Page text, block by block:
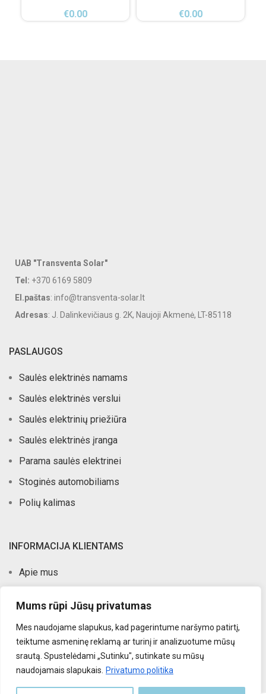
Mums rūpi Jūsų privatumas
Mes naudojame slapukus, kad pagerintume naršymo patirtį,
teiktume asmeninę reklamą ar turinį ir analizuotume mūsų
srautą. Spustelėdami „Sutinku", sutinkate su mūsų
naudojamais slapukais.
Privatumo politika
€0.00 €0.00
UAB "Transventa Solar"
Tel: +370 6169 5809
El.paštas: info@transventa-solar.lt
Adresas: J. Dalinkevičiaus g. 2K, Naujoji Akmenė, LT-85118
PASLAUGOS
Saulės elektrinės namams
Saulės elektrinės verslui
Saulės elektrinių priežiūra
Saulės elektrinės įranga
Parama saulės elektrinei
Stoginės automobiliams
Polių kalimas
INFORMACIJA KLIENTAMS
Apie mus
Kontaktai
Privatumo politika
Pirkimo taisyklės